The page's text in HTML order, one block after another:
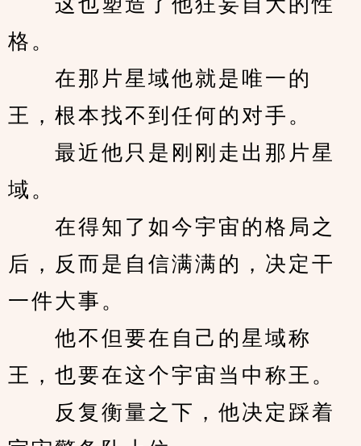
格。
在那片星域他就是唯一的
王，根本找不到任何的对手。
最近他只是刚刚走出那片星
域。
在得知了如今宇宙的格局之
后，反而是自信满满的，决定干
一件大事。
他不但要在自己的星域称
王，也要在这个宇宙当中称王。
反复衡量之下，他决定踩着